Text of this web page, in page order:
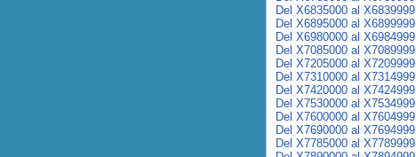
Del X6835000 al X6839999
Del X6895000 al X6899999
Del X6980000 al X6984999
Del X7085000 al X7089999
Del X7205000 al X7209999
Del X7310000 al X7314999
Del X7420000 al X7424999
Del X7530000 al X7534999
Del X7600000 al X7604999
Del X7690000 al X7694999
Del X7785000 al X7789999